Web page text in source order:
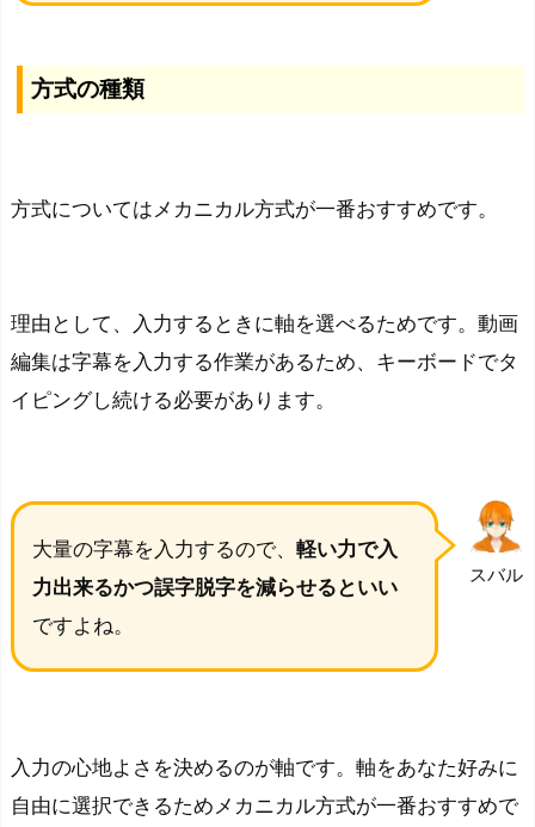
方式の種類
方式についてはメカニカル方式が一番おすすめです。
理由として、入力するときに軸を選べるためです。動画
編集は字幕を入力する作業があるため、キーボードでタ
イピングし続ける必要があります。
スバル
大量の字幕を入力するので、 軽い力で入
力出来るかつ誤字脱字を減らせるといい
ですよね。
入力の心地よさを決めるのが軸です。 軸をあなた好みに
自由に選択できるためメカニカル方式が一番おすすめで